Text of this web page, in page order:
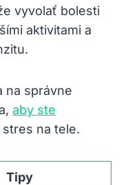
vyvolať bolesti
aktivitami a
na správne
aby ste
stres na tele.
Tipy